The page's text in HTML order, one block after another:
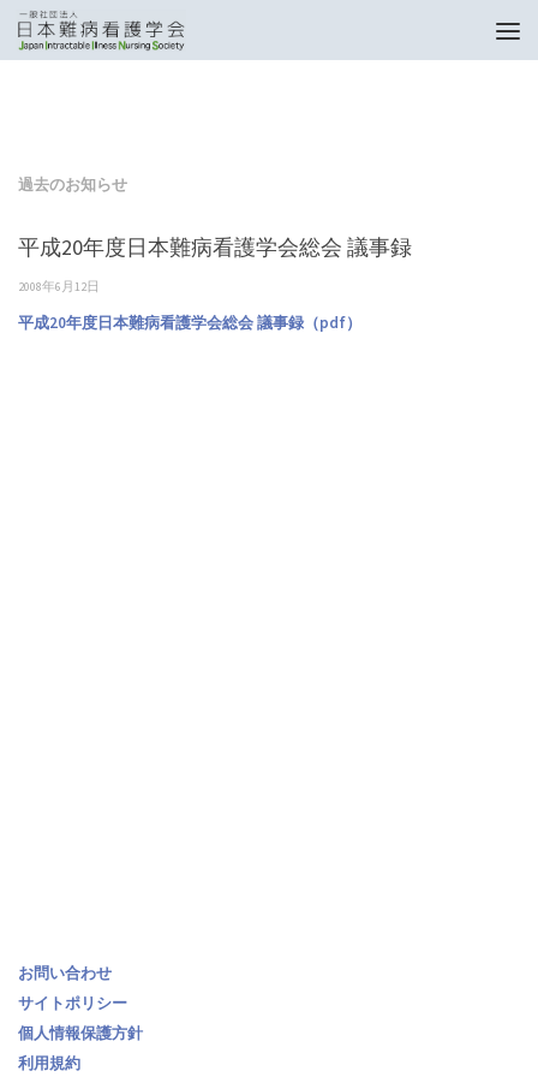
トップページ 過去のお知らせ
過去のお知らせ
平成20年度日本難病看護学会総会 議事録
2008年6月12日
平成20年度日本難病看護学会総会 議事録（pdf）
お問い合わせ
サイトポリシー
個人情報保護方針
利用規約